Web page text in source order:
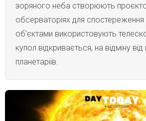
зоряного неба створюють
обсерваторіях для
об’єктами використовують
купол відкривається, на відміну
планетаріїв.